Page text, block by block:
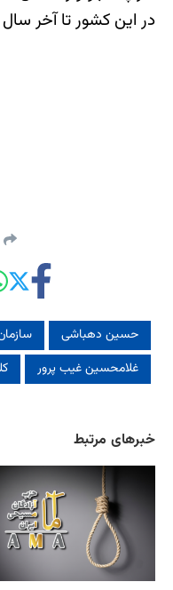
در این کشور تا آخر سال جاری به ٨٠٠
حسین دهباشی
غلامحسین غیب پرور
خبرهای مرتبط